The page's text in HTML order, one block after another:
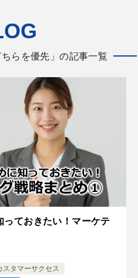
ちらを優先」の記事一覧
ておきたい！マーケテ
スタマーサクセス